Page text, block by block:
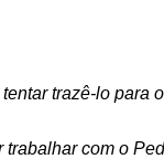
trazê-lo para
com o